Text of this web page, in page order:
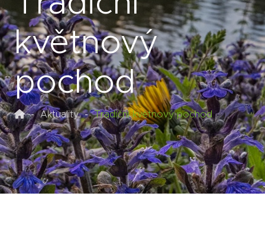
květnový
pochod
Aktuality Tradiční květnový pochod